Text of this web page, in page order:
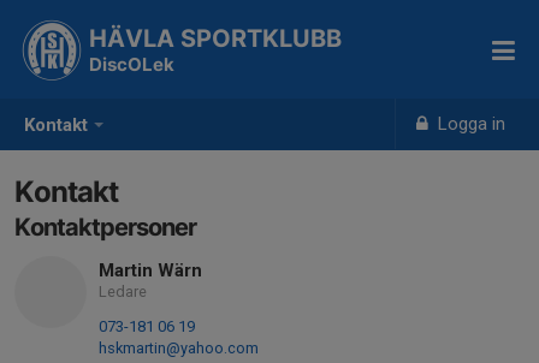
Kontakt Logga in
HÄVLA SPORTKLUBB
DiscOLek
Kontakt
Kontaktpersoner
Martin Wärn
Ledare
073-181 06 19
hskmartin@yahoo.com